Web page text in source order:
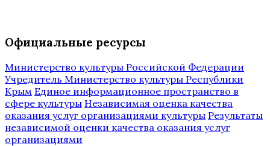
Официальные ресурсы
Министерство культуры Российской Федерации
Учредитель Министерство культуры Республики
Крым Единое информационное пространство в
сфере культуры Независимая оценка качества
оказания услуг организациями культуры Результаты
независимой оценки качества оказания услуг
организациями